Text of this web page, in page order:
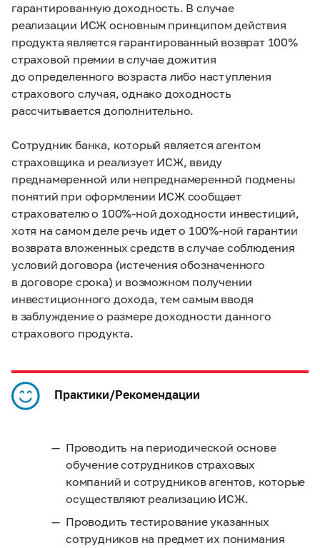
гарантированную доходность. В случае
реализации ИСЖ основным принципом действия
продукта является гарантированный возврат 100%
страховой премии в случае дожития
до определенного возраста либо наступления
страхового случая, однако доходность
рассчитывается дополнительно.
Сотрудник банка, который является агентом
страховщика и реализует ИСЖ, ввиду
преднамеренной или непреднамеренной подмены
понятий при оформлении ИСЖ сообщает
страхователю о 100%-ной доходности инвестиций,
хотя на самом деле речь идет о 100%-ной гарантии
возврата вложенных средств в случае соблюдения
условий договора (истечения обозначенного
в договоре срока) и возможном получении
инвестиционного дохода, тем самым вводя
в заблуждение о размере доходности данного
страхового продукта.
Практики/Рекомендации
Проводить на периодической основе
обучение сотрудников страховых
компаний и сотрудников агентов, которые
осуществляют реализацию ИСЖ.
Проводить тестирование указанных
сотрудников на предмет их понимания